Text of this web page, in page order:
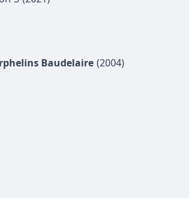
Baudelaire (2004)